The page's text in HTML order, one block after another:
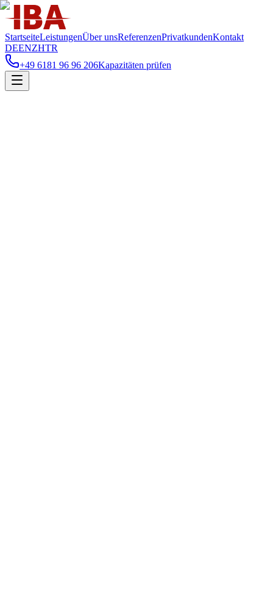
StartseiteLeistungenÜber unsReferenzenPrivatkundenKontakt
DEENZHTR
+49 6181 96 96 206Kapazitäten prüfen